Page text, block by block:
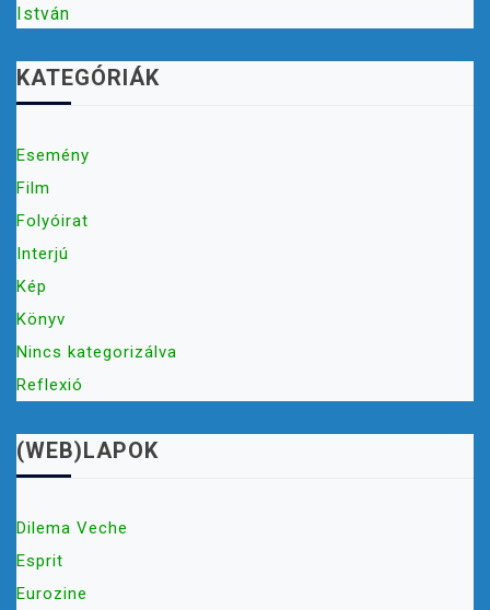
István
KATEGÓRIÁK
Esemény
Film
Folyóirat
Interjú
Kép
Könyv
Nincs kategorizálva
Reflexió
(WEB)LAPOK
Dilema Veche
Esprit
Eurozine